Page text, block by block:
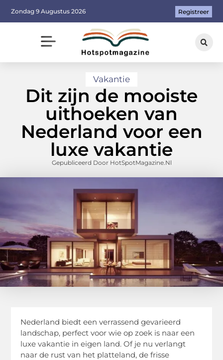
Zondag 9 Augustus 2026 Registreer
Vakantie
Dit zijn de mooiste
uithoeken van
Nederland voor een
luxe vakantie
Gepubliceerd Door HotSpotMagazine.nl
Nederland biedt een verrassend gevarieerd
landschap, perfect voor wie op zoek is naar een
luxe vakantie in eigen land. Of je nu verlangt
naar de rust van het platteland, de frisse